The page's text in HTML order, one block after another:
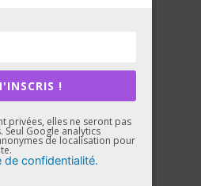
!
privées, elles ne seront pas
Seul Google analytics
de localisation pour
de confidentialité.